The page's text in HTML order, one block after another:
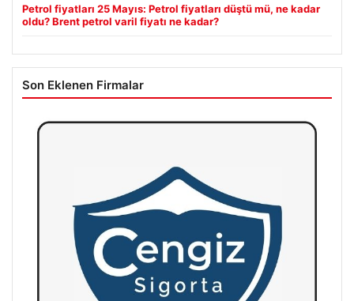
Petrol fiyatları 25 Mayıs: Petrol fiyatları düştü mü, ne kadar
oldu? Brent petrol varil fiyatı ne kadar?
Son Eklenen Firmalar